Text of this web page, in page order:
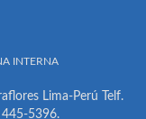
INTERNA
Lima-Perú Telf.
5396.